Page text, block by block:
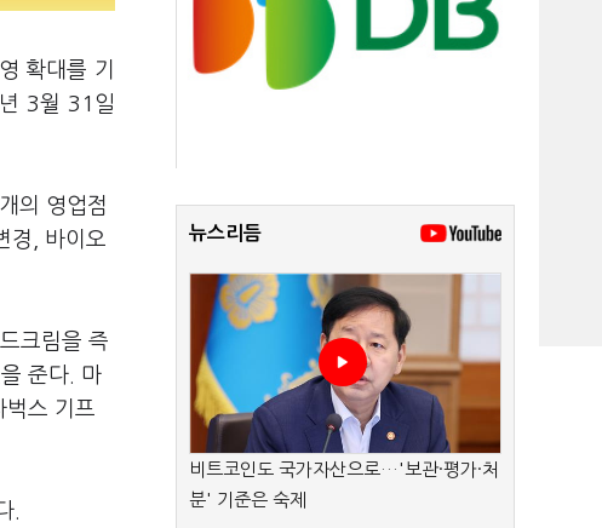
확대를 기
3월 31일
의 영업점
경, 바이오
크림을 즉
준다. 마
스 기프
.
뉴스리듬
비트코인도 국가자산으로…'보관·평가·처
분' 기준은 숙제